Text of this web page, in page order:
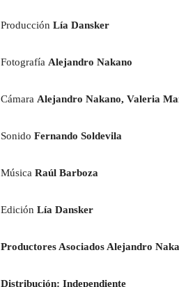
Producción Lía Dansker
Fotografía Alejandro Nakano
Cámara Alejandro Nakano, Valeria
Sonido Fernando Soldevila
Música Raúl Barboza
Edición Lía Dansker
Productores Asociados Alejandro
Distribución: Independiente